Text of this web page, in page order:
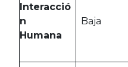
Interacció
n
Humana
Baja